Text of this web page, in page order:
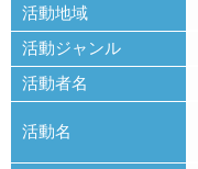
活動地域
活動ジャンル
活動者名
活動名